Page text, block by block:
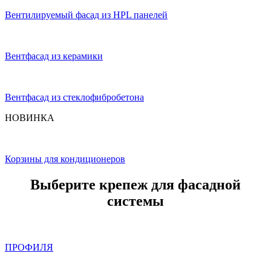
Вентилируемый фасад из HPL панелей
Вентфасад из керамики
Вентфасад из стеклофибробетона
НОВИНКА
Корзины для кондиционеров
Выберите крепеж для фасадной
системы
ПРОФИЛЯ